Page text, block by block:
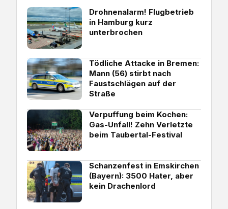
Drohnenalarm! Flugbetrieb
in Hamburg kurz
unterbrochen
Tödliche Attacke in Bremen:
Mann (56) stirbt nach
Faustschlägen auf der
Straße
Verpuffung beim Kochen:
Gas-Unfall! Zehn Verletzte
beim Taubertal-Festival
Schanzenfest in Emskirchen
(Bayern): 3500 Hater, aber
kein Drachenlord